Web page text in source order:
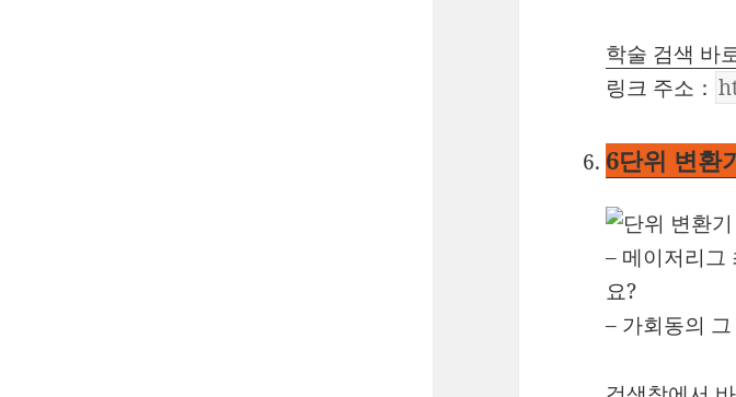
학술 검색 바
링크 주소：
6단위 변환
– 메이저리그
요?
– 가회동의